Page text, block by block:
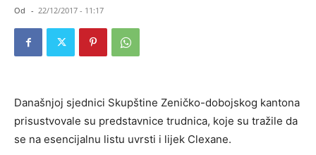
Od - 22/12/2017 - 11:17
Današnjoj sjednici Skupštine Zeničko-dobojskog kantona
prisustvovale su predstavnice trudnica, koje su tražile da
se na esencijalnu listu uvrsti i lijek Clexane.